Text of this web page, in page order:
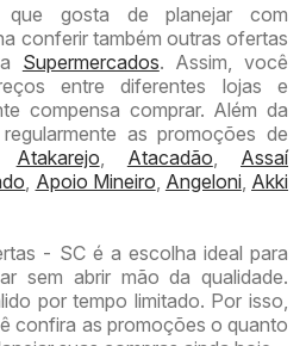
gosta de planejar com
conferir também outras ofertas
Supermercados. Assim, você
entre diferentes lojas e
compensa comprar. Além da
as promoções de
Atakarejo Atacadão
Assaí
Apoio Mineiro Angeloni, Akki
- SC é a escolha ideal para
sem abrir mão da qualidade.
por tempo limitado. Por isso,
confira as promoções o quanto